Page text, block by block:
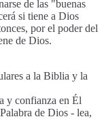
de las "buenas
si tiene a Dios
por el poder del
de Dios.
a la Biblia y la
y confianza en Él
de Dios - lea,